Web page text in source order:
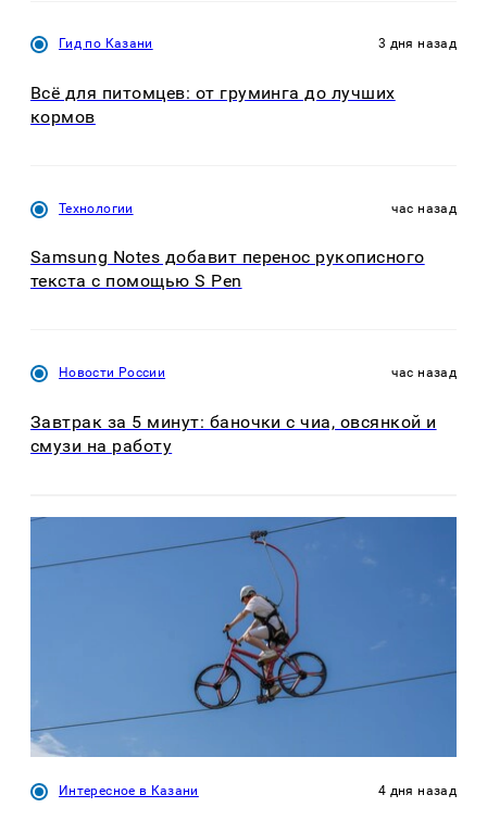
Гид по Казани 3 дня назад
Всё для питомцев: от груминга до лучших
кормов
Технологии час назад
Samsung Notes добавит перенос рукописного
текста с помощью S Pen
Новости России час назад
Завтрак за 5 минут: баночки с чиа, овсянкой и
смузи на работу
Интересное в Казани 4 дня назад